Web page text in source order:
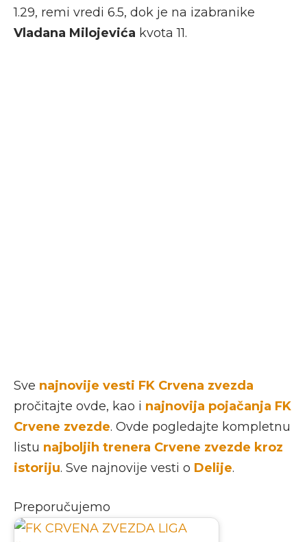
1.29, remi vredi 6.5, dok je na izabranike
Vladana Milojevića kvota 11.
Sve najnovije vesti FK Crvena zvezda
pročitajte ovde, kao i najnovija pojačanja FK
Crvene zvezde. Ovde pogledajte kompletnu
listu najboljih trenera Crvene zvezde kroz
istoriju. Sve najnovije vesti o Delije.
Preporučujemo